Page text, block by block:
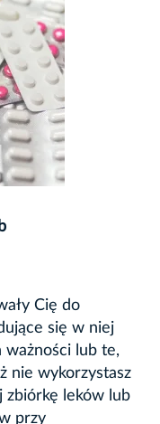
Cię do
się w niej
ważności lub te,
nie wykorzystasz
zbiórkę leków lub
przy